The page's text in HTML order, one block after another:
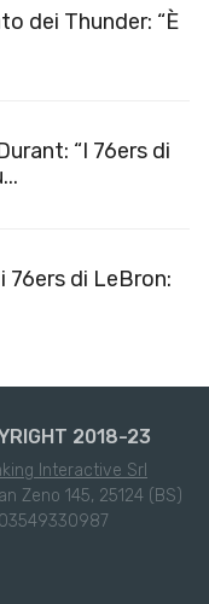
dei Thunder: “È
“I 76ers di
76ers di LeBron:
2018-23
Interactive Srl
Zeno 145, 25124 (BS)